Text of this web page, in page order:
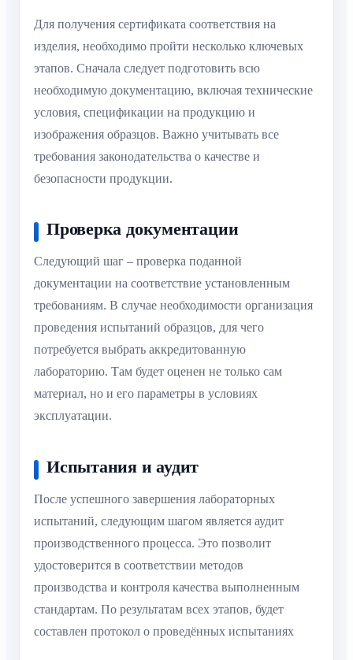
Для получения сертификата соответствия на
изделия, необходимо пройти несколько ключевых
этапов. Сначала следует подготовить всю
необходимую документацию, включая технические
условия, спецификации на продукцию и
изображения образцов. Важно учитывать все
требования законодательства о качестве и
безопасности продукции.
Проверка документации
Следующий шаг – проверка поданной
документации на соответствие установленным
требованиям. В случае необходимости организация
проведения испытаний образцов, для чего
потребуется выбрать аккредитованную
лабораторию. Там будет оценен не только сам
материал, но и его параметры в условиях
эксплуатации.
Испытания и аудит
После успешного завершения лабораторных
испытаний, следующим шагом является аудит
производственного процесса. Это позволит
удостоверится в соответствии методов
производства и контроля качества выполненным
стандартам. По результатам всех этапов, будет
составлен протокол о проведённых испытаниях